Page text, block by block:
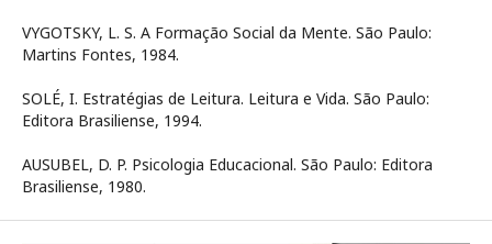
VYGOTSKY, L. S. A Formação Social da Mente. São Paulo:
Martins Fontes, 1984.
SOLÉ, I. Estratégias de Leitura. Leitura e Vida. São Paulo:
Editora Brasiliense, 1994.
AUSUBEL, D. P. Psicologia Educacional. São Paulo: Editora
Brasiliense, 1980.